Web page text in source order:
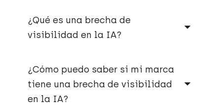
¿Qué es una brecha de
visibilidad en la IA?
presencia significa que tu marca no aparece
en absoluto en las consultas que importan.
Una brecha de posicionamiento significa que
apareces, pero que se recomienda más a la
¿Cómo puedo saber si mi marca
tiene una brecha de visibilidad
en la IA?